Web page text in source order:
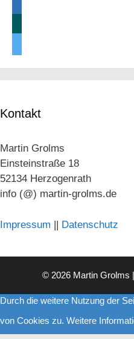
Kontakt
Martin Grolms
Einsteinstraße 18
52134 Herzogenrath
info (@) martin-grolms.de
Impressum || Datenschutz
© 2026 Martin Grolms
Durch die weitere Nutzung der
von Cookies zu. Weitere